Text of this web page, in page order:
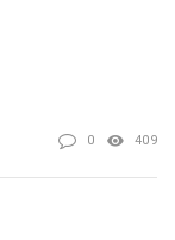
0 409